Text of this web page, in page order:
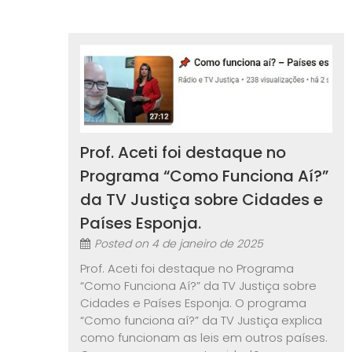
Prof. Aceti foi destaque no
Programa “Como Funciona Aí?”
da TV Justiça sobre Cidades e
Países Esponja.
Posted on 4 de janeiro de 2025
Prof. Aceti foi destaque no Programa
“Como Funciona Aí?” da TV Justiça sobre
Cidades e Países Esponja. O programa
“Como funciona aí?” da TV Justiça explica
como funcionam as leis em outros países.